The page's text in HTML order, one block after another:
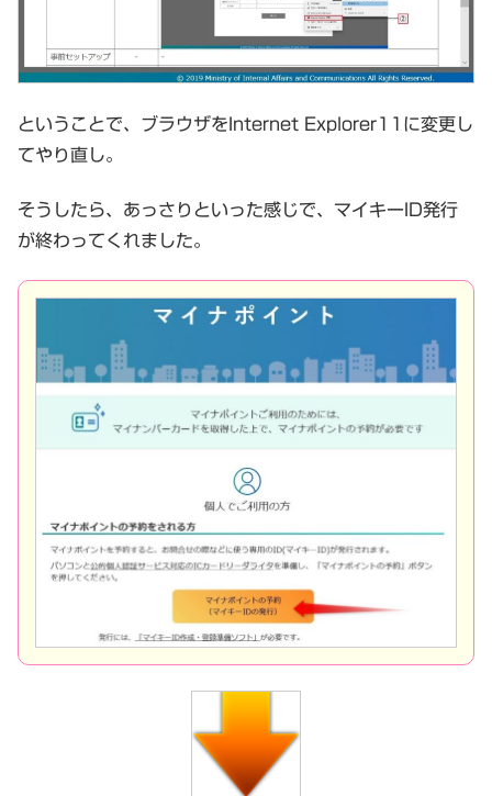
ということで、ブラウザをInternet Explorer11に変更し
てやり直し。
そうしたら、あっさりといった感じで、マイキーID発行
が終わってくれました。